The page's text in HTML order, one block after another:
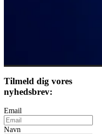
Tilmeld dig vores
nyhedsbrev:
Email
Navn